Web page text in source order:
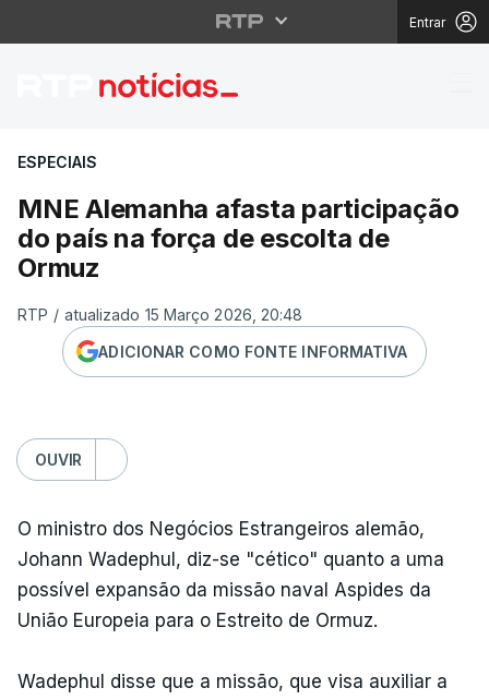
Entrar
MNE Alemanha
ESPECIAIS
MNE Alemanha afasta participação
do país na força de escolta de
Ormuz
RTP / atualizado 15 Março 2026, 20:48
ADICIONAR COMO FONTE INFORMATIVA
OUVIR
O ministro dos Negócios Estrangeiros alemão,
Johann Wadephul, diz-se "cético" quanto a uma
possível expansão da missão naval Aspides da
União Europeia para o Estreito de Ormuz.
Wadephul disse que a missão, que visa auxiliar a